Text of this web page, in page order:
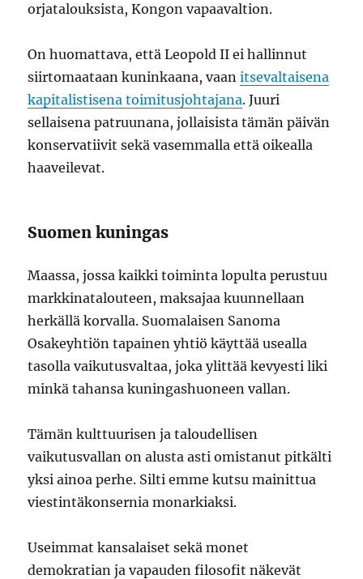
orjatalouksista, Kongon vapaavaltion.
On huomattava, että Leopold II ei hallinnut
siirtomaataan kuninkaana, vaanitsevaltaisena
kapitalistisena toimitusjohtajana. Juuri
sellaisena patruunana, jollaisista tämän päivän
konservatiivit sekä vasemmalla että oikealla
haaveilevat.
Suomen kuningas
Maassa, jossa kaikki toiminta lopulta perustuu
markkinatalouteen, maksajaa kuunnellaan
herkällä korvalla. Suomalaisen Sanoma
Osakeyhtiön tapainen yhtiö käyttää usealla
tasolla vaikutusvaltaa, joka ylittää kevyesti liki
minkä tahansa kuningashuoneen vallan.
Tämän kulttuurisen ja taloudellisen
vaikutusvallan on alusta asti omistanut pitkälti
yksi ainoa perhe. Silti emme kutsu mainittua
viestintäkonsernia monarkiaksi.
Useimmat kansalaiset sekä monet
demokratian ja vapauden filosofit näkevät